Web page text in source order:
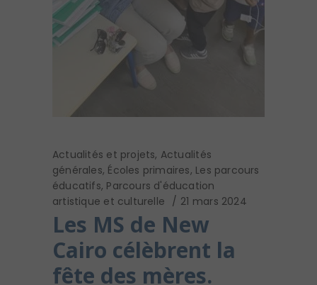
Actualités et projets, Actualités
générales, Écoles primaires, Les parcours
éducatifs, Parcours d'éducation
artistique et culturelle
21 mars 2024
Les MS de New
Cairo célèbrent la
fête des mères.